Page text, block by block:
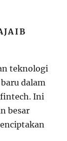
teknologi
dalam
Ini
besar